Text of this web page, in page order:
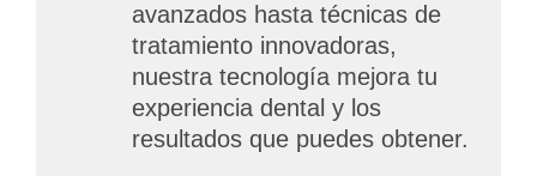
avanzados hasta técnicas de
tratamiento innovadoras,
nuestra tecnología mejora tu
experiencia dental y los
resultados que puedes obtener.